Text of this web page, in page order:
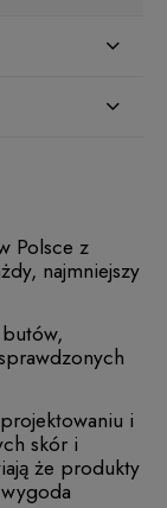
Polsce z
najmniejszy
i
skór i
że produkty